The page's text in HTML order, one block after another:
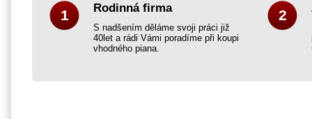
1 Rodinná firma
S nadšením děláme svoji práci již
40let a rádi Vámi poradíme při koupi
vhodného piana.
2